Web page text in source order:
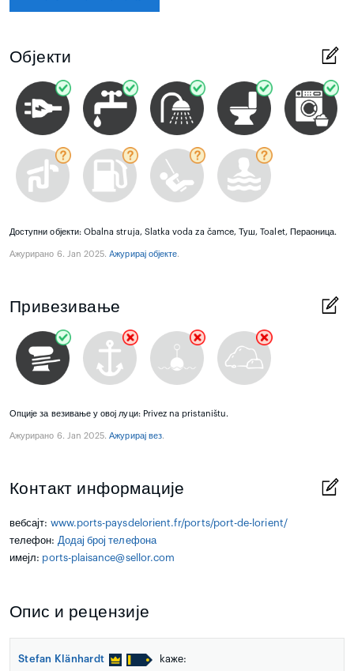
Објекти
Доступни објекти: Obalna struja, Slatka voda za čamce, Туш, Toalet, Пераоница.
Ажурирано 6. Jan 2025.Aжурирај објекте.
Привезивање
Опције за везивање у овој луци: Privez na pristaništu.
Ажурирано 6. Jan 2025.Ажурирај вез.
Контакт информације
вебсајт: www.ports-paysdelorient.fr/ports/port-de-lorient/
телефон: Додај број телефона
имејл: ports-plaisance@sellor.com
Опис и рецензије
Stefan Klänhardt kaже: